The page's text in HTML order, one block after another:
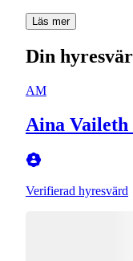
Läs mer
Din
AM
Aina
Verifierad hyresvärd